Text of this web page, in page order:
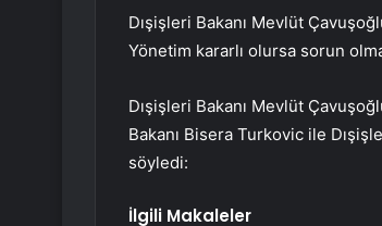
Dışişleri Bakanı Mevlüt
Yönetim kararlı olursa sorun
Dışişleri Bakanı Mevlüt
Bakanı Bisera Turkovic ile
söyledi:
İlgili Makaleler